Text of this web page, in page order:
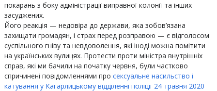
покарань з боку адміністрації виправної колонії та інших
засуджених.
Його реакція — недовіра до держави, яка зобов’язана
захищати громадян, і страх перед розправою — є відголосом
суспільного гніву та невдоволення, які іноді можна помітити
на українських вулицях. Протести проти міністра внутрішніх
справ, які ми бачили на початку червня, були частково
спричинені повідомленнями про сексуальне насильство і
катування у Кагарлицькому відділенні поліції 24 травня 2020